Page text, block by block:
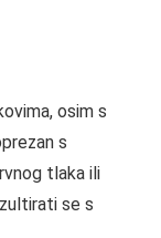
osim s
s
tlaka ili
se s